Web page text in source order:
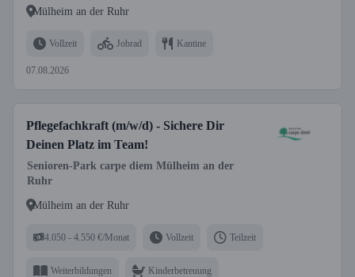
Mülheim an der Ruhr
Vollzeit Jobrad Kantine
07.08.2026
Pflegefachkraft (m/w/d) - Sichere Dir
Deinen Platz im Team!
Senioren-Park carpe diem Mülheim an der
Ruhr
Mülheim an der Ruhr
4.050 - 4.550 €/Monat Vollzeit Teilzeit
Weiterbildungen Kinderbetreuung